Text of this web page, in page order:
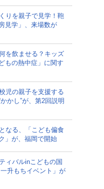
りを親子で見学！鞄
見学」、来場数が
を飲ませる？キッズ
もの熱中症」に関す
児の親子を支援する
かし”が、第2回説明
なる、「こども偏食
」が、福岡で開始
ィバルinこどもの国
升もちイベント」が